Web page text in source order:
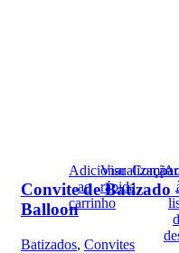
Adicionar
ao
carrinho
Visualização
rápida
Convite de Batizado
Balloon
Batizados, Convites